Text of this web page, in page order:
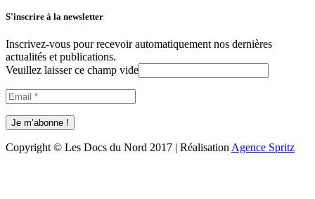
S'inscrire à la newsletter
Inscrivez-vous pour recevoir automatiquement nos dernières
actualités et publications.
Veuillez laisser ce champ vide
Copyright © Les Docs du Nord 2017 | Réalisation Agence Spritz